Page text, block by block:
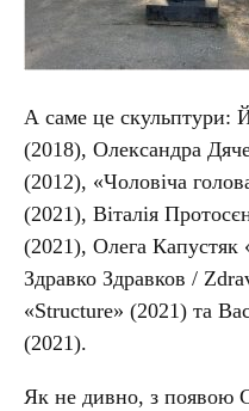
А саме це скульптури:
(2018), Олександра
(2012), «Чоловіча
(2021), Віталія
(2021), Олега Капустяк
Здравко Здравков /
«Structure» (2021) та
(2021).
Як не дивно, з появою